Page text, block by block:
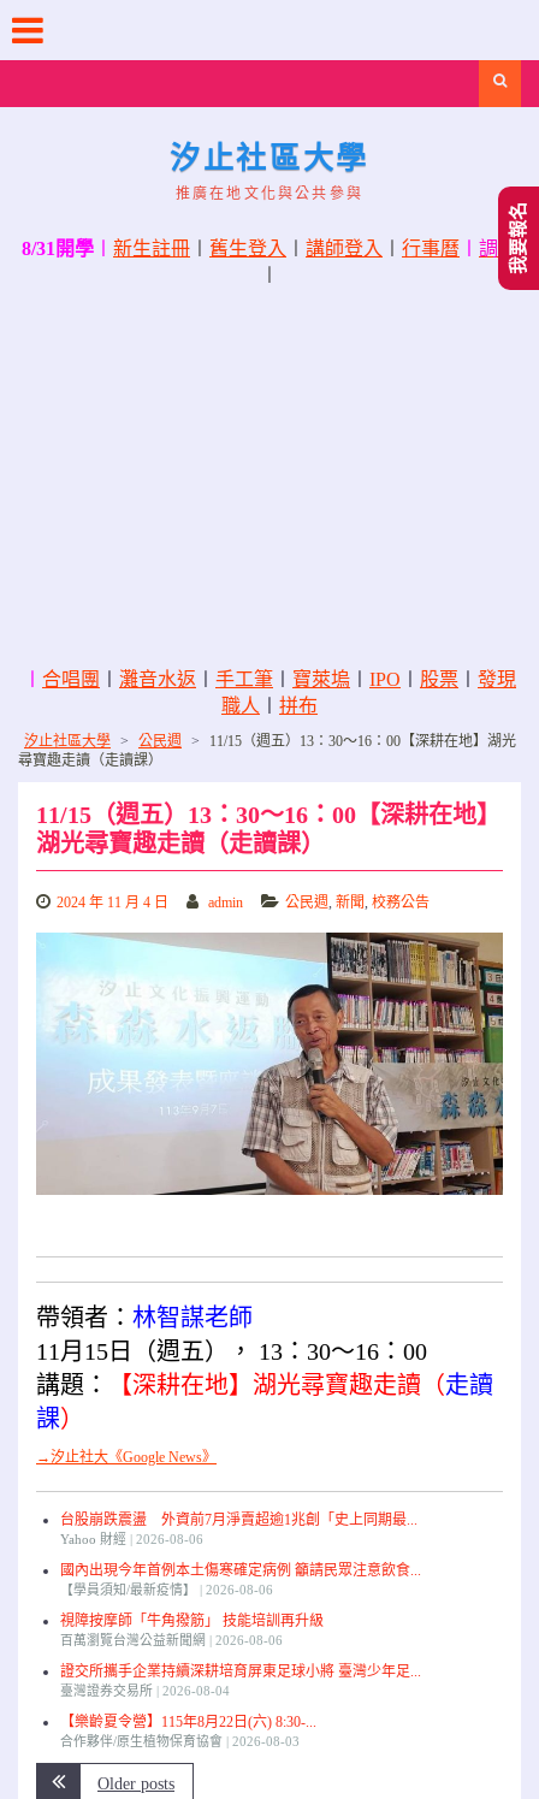
content
汐止社區大學
推廣在地文化與公共參與
8/31開學 新生註冊 舊生登入 講師登入 行事曆
調課
合唱團 灘音水返 手工筆 寶萊塢 IPO 股票
發現
職人
拼布
汐止社區大學 > 公民週 >
11/15（週五）13：30～16：00【深耕在地】湖光
尋寶趣走讀（走讀課）
11/15（週五）13：30～16：00【深耕在地】
湖光尋寶趣走讀（走讀課）
2024 年 11 月 4 日 admin 公民週, 新聞, 校務公告
帶領者： 林智謀老師
11月15日（週五）， 13：30～16：00
講題：
【深耕在地】湖光尋寶趣走讀（走讀
課）
→汐止社大《Google News》
台股崩跌震盪 外資前7月淨賣超逾1兆創「史上同期最...
Yahoo 財經 2026-08-06
國內出現今年首例本土傷寒確定病例 籲請民眾注意飲食...
【學員須知/最新疫情】 2026-08-06
視障按摩師「牛角撥筋」 技能培訓再升級
百萬瀏覽台灣公益新聞網 2026-08-06
證交所攜手企業持續深耕培育屏東足球小將 臺灣少年足...
臺灣證券交易所 2026-08-04
【樂齡夏令營】115年8月22日(六) 8:30-...
合作夥伴/原生植物保育協會 2026-08-03
Older posts
我要報名